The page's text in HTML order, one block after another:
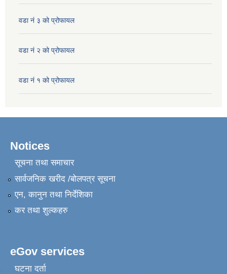
वडा नं ३ को प्रोफायल
वडा नं २ को प्रोफायल
वडा नं १ को प्रोफायल
Notices
सूचना तथा समाचार
सार्वजनिक खरीद /बोलपत्र सूचना
एन, कानुन तथा निर्देशिका
कर तथा शुल्कहरु
eGov services
घटना दर्ता